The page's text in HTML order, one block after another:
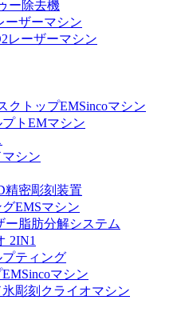
ー除去機
ーザーマシン
レーザーマシン
クトップEMSincoマシン
トEMマシン
シン
精密彫刻装置
EMSマシン
ー脂肪分解システム
2IN1
ティング
マシン
彫刻クライオマシン